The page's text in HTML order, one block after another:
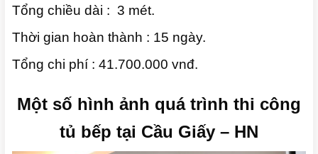
Tổng chiều dài : 3 mét.
Thời gian hoàn thành : 15 ngày.
Tổng chi phí : 41.700.000 vnđ.
Một số hình ảnh quá trình thi công
tủ bếp tại Cầu Giấy – HN